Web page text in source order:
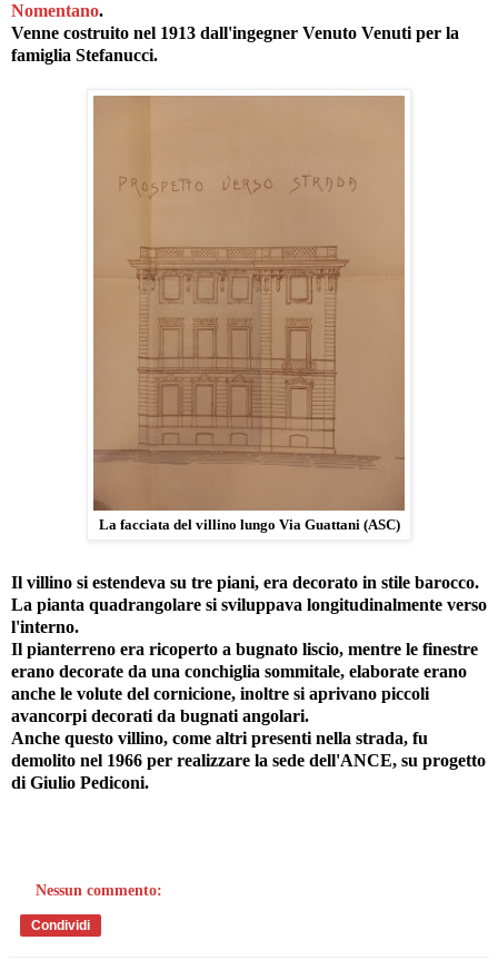
Nomentano.
Venne costruito nel 1913 dall'ingegner Venuto Venuti per la
famiglia Stefanucci.
La facciata del villino lungo Via Guattani (ASC)
Il villino si estendeva su tre piani, era decorato in stile barocco.
La pianta quadrangolare si sviluppava longitudinalmente verso
l'interno.
Il pianterreno era ricoperto a bugnato liscio, mentre le finestre
erano decorate da una conchiglia sommitale, elaborate erano
anche le volute del cornicione, inoltre si aprivano piccoli
avancorpi decorati da bugnati angolari.
Anche questo villino, come altri presenti nella strada, fu
demolito nel 1966 per realizzare la sede dell'ANCE, su progetto
di Giulio Pediconi.
Nessun commento:
Condividi